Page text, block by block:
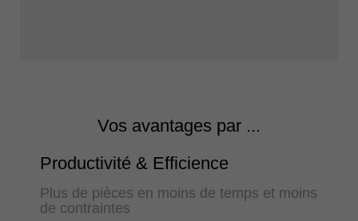
Vos avantages par ...
Productivité & Efficience
Plus de pièces en moins de temps et moins
de contraintes